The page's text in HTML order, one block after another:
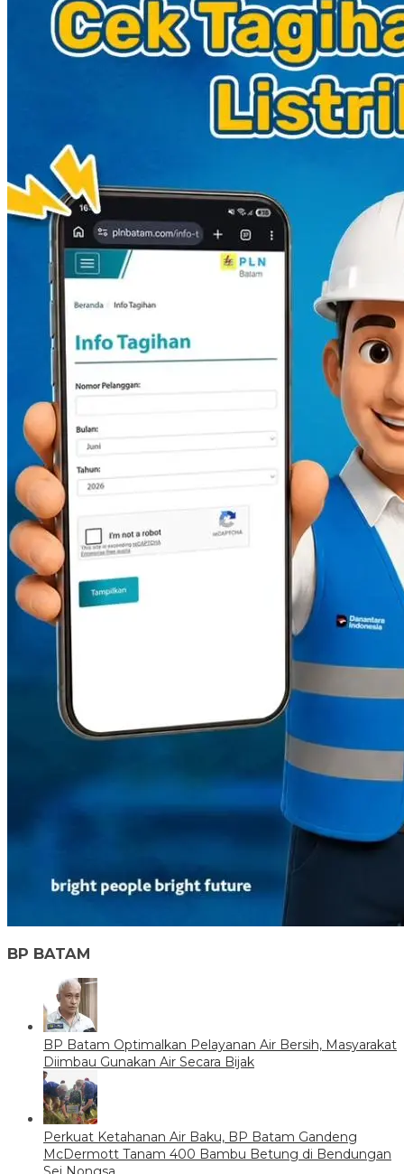
BP BATAM
BP Batam Optimalkan Pelayanan Air Bersih, Masyarakat
Diimbau Gunakan Air Secara Bijak
Perkuat Ketahanan Air Baku, BP Batam Gandeng
McDermott Tanam 400 Bambu Betung di Bendungan